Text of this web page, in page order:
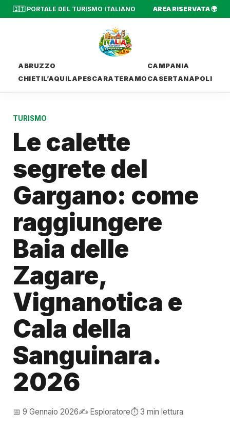
🇮🇹 PORTALE DEL TURISMO ITALIANO AREA RISERVATA 🌍
ABRUZZO
CHIETIL’AQUILAPESCARA TERAMO
CAMPANIA
CASERTANAPOLI
TURISMO
Le calette
segrete del
Gargano: come
raggiungere
Baia delle
Zagare,
Vignanotica e
Cala della
Sanguinara.
2026
📅 9 Gennaio 2026✍️ Esploratore⏱️ 3 min lettura